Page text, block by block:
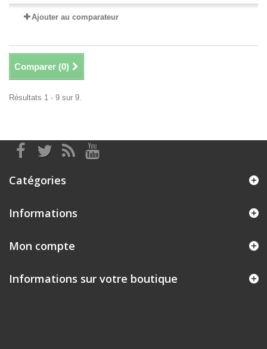
Ajouter au comparateur
Comparer (0)
Résultats 1 - 9 sur 9.
Catégories
Informations
Mon compte
Informations sur votre boutique